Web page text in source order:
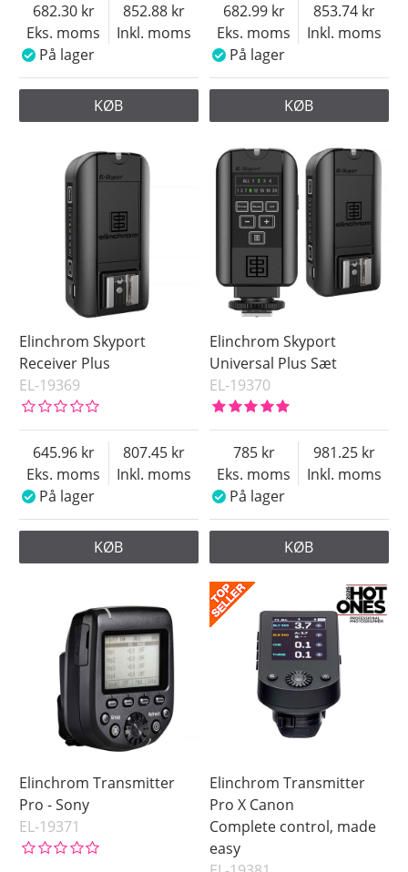
Eks. moms
682.30
Inkl. moms
852.88
På lager
KØB
Eks. moms
682.99
Inkl. moms
853.74
På lager
KØB
Elinchrom Skyport
Receiver Plus
EL-19369
Eks. moms
645.96
Inkl. moms
807.45
På lager
KØB
Elinchrom Skyport
Universal Plus Sæt
EL-19370
Eks. moms
785
Inkl. moms
981.25
På lager
KØB
Elinchrom Transmitter
Pro - Sony
EL-19371
Elinchrom Transmitter
Pro X Canon
Complete control, made
easy